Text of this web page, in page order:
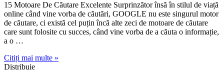
15 Motoare De Căutare Excelente Surprinzător însă în stilul de viață
online când vine vorba de căutări, GOOGLE nu este singurul motor
de căutare, ci există cel puțin încă alte zeci de motoare de căutare
care sunt folosite cu succes, când vine vorba de a căuta o informație,
a o …
Citiți mai multe »
Distribuie